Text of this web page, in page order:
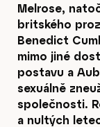
Melrose,
britského
Benedict
mimo jiné
postavu a
sexuálně
společnosti.
a nultých